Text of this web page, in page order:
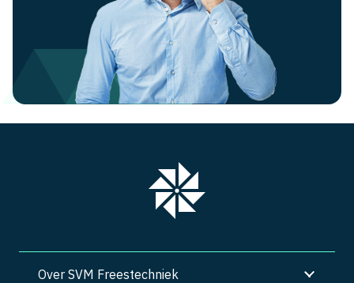
Over SVM Freestechniek